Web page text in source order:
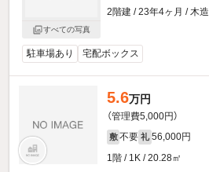
すべての写真
2階建 / 23年4ヶ月 / 木造
駐車場あり 宅配ボックス
5.6万円
（管理費5,000円）
敷 不要 礼 56,000円
1階 / 1K / 20.28㎡